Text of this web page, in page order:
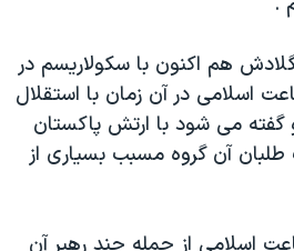
هم اکنون با سکولاريسم در
اسلامی در آن زمان با استقلال
می شود با ارتش پاکستان
آن گروه مسبب بسياری از